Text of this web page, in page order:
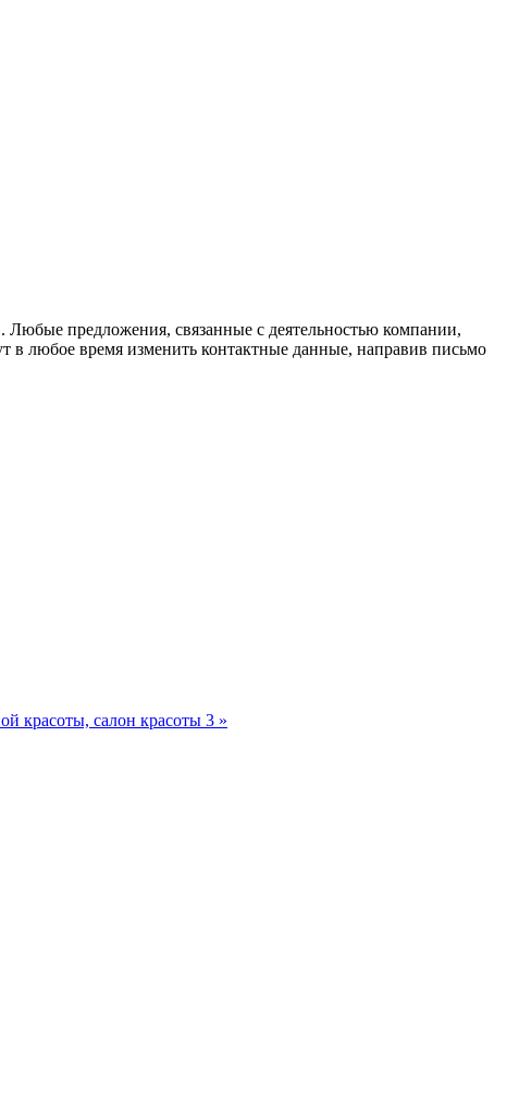
Любые предложения, связанные с деятельностью компании,
в любое время изменить контактные данные, направив письмо
красоты, салон красоты 3 »